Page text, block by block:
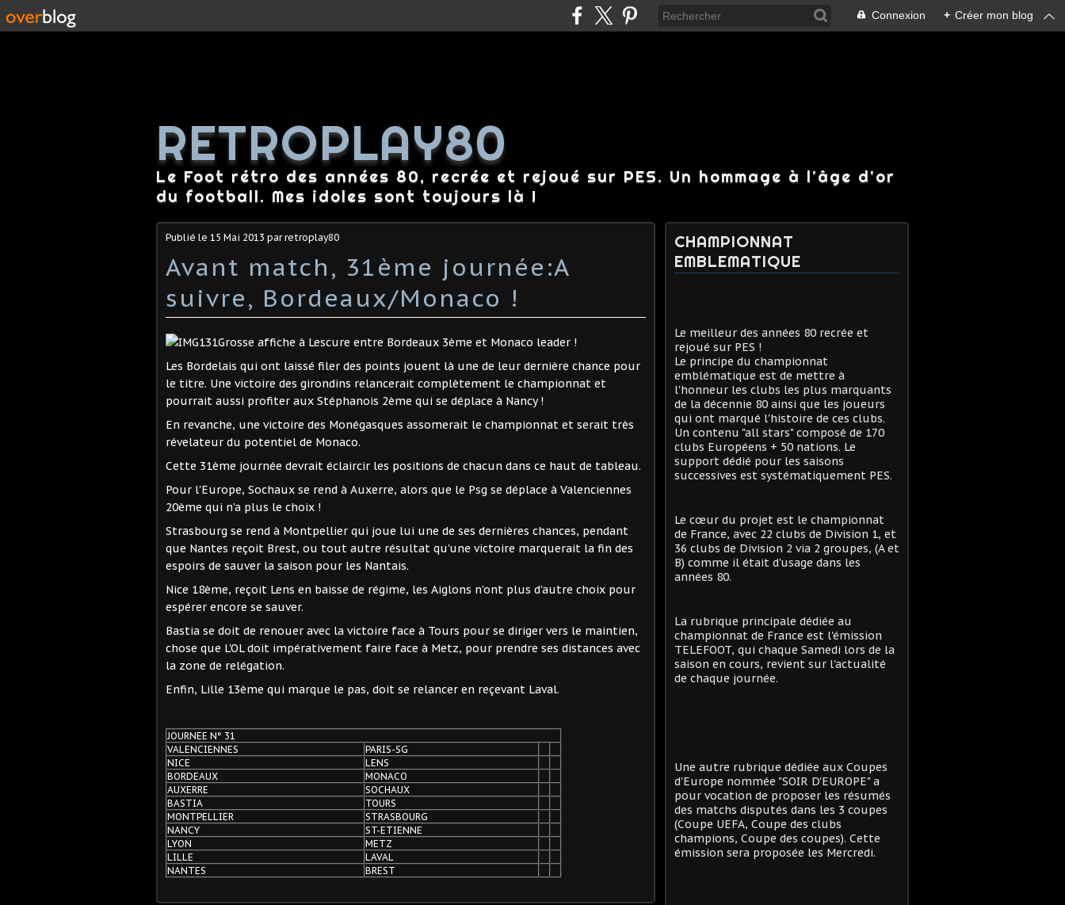
Connexion + Créer mon blog
RETROPLAY80
Le Foot rétro des années 80, recrée et rejoué sur PES. Un hommage à l'âge d'or
du football. Mes idoles sont toujours là !
Publié le 15 Mai 2013 par retroplay80
Avant match, 31ème journée:A
suivre, Bordeaux/Monaco !
Grosse affiche à Lescure entre Bordeaux 3ème et Monaco leader !
Les Bordelais qui ont laissé filer des points jouent là une de leur dernière chance pour
le titre. Une victoire des girondins relancerait complètement le championnat et
pourrait aussi profiter aux Stéphanois 2ème qui se déplace à Nancy !
En revanche, une victoire des Monégasques assomerait le championnat et serait très
révelateur du potentiel de Monaco.
Cette 31ème journée devrait éclaircir les positions de chacun dans ce haut de tableau.
Pour l'Europe, Sochaux se rend à Auxerre, alors que le Psg se déplace à Valenciennes
20ème qui n'a plus le choix !
Strasbourg se rend à Montpellier qui joue lui une de ses dernières chances, pendant
que Nantes reçoit Brest, ou tout autre résultat qu'une victoire marquerait la fin des
espoirs de sauver la saison pour les Nantais.
Nice 18ème, reçoit Lens en baisse de régime, les Aiglons n'ont plus d'autre choix pour
espérer encore se sauver.
Bastia se doit de renouer avec la victoire face à Tours pour se diriger vers le maintien,
chose que L'OL doit impérativement faire face à Metz, pour prendre ses distances avec
la zone de relégation.
Enfin, Lille 13ème qui marque le pas, doit se relancer en reçevant Laval.
JOURNEE N° 31
VALENCIENNES
PARIS-SG
NICE
LENS
BORDEAUX
MONACO
AUXERRE
SOCHAUX
BASTIA
TOURS
MONTPELLIER
STRASBOURG
NANCY
ST-ETIENNE
LYON
METZ
LILLE
LAVAL
NANTES
BREST
CHAMPIONNAT
EMBLEMATIQUE
Le meilleur des années 80 recrée et
rejoué sur PES !
Le principe du championnat
emblématique est de mettre à
l'honneur les clubs les plus marquants
de la décennie 80 ainsi que les joueurs
qui ont marqué l'histoire de ces clubs.
Un contenu "all stars" composé de 170
clubs Européens + 50 nations. Le
support dédié pour les saisons
successives est systématiquement PES.
Le cœur du projet est le championnat
de France, avec 22 clubs de Division 1, et
36 clubs de Division 2 via 2 groupes, (A et
B) comme il était d'usage dans les
années 80.
La rubrique principale dédiée au
championnat de France est l'émission
TELEFOOT, qui chaque Samedi lors de la
saison en cours, revient sur l'actualité
de chaque journée.
Une autre rubrique dédiée aux Coupes
d'Europe nommée "SOIR D'EUROPE" a
pour vocation de proposer les résumés
des matchs disputés dans les 3 coupes
(Coupe UEFA, Coupe des clubs
champions, Coupe des coupes). Cette
émission sera proposée les Mercredi.